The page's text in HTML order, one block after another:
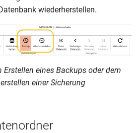
wiederherstellen.
eines Backups oder dem
einer Sicherung